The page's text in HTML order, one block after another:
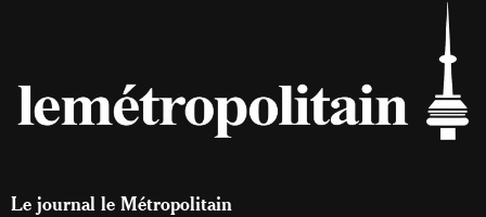
Le journal le Métropolitain